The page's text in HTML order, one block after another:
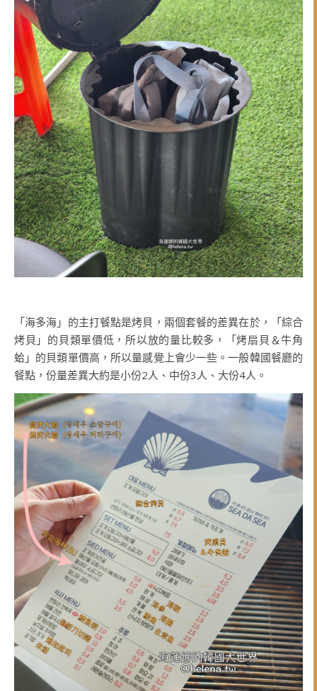
「海多海」的主打餐點是烤貝，兩個套餐的差異在於，「綜合
烤貝」的貝類單價低，所以放的量比較多，「烤扇貝＆牛角
蛤」的貝類單價高，所以量感覺上會少一些。一般韓國餐廳的
餐點，份量差異大約是小份2人、中份3人、大份4人。